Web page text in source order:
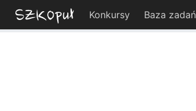
Konkursy Baza zadań